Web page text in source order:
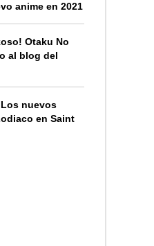
anime en 2021
Otaku No
al blog del
Los nuevos
en Saint